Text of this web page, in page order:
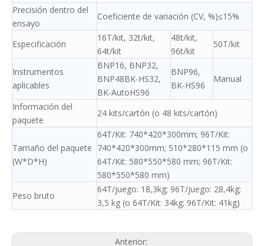
Precisión dentro del
ensayo
Coeficiente de variación (CV, %)≤15%
Especificación
16T/kit, 32t/kit,
64t/kit
48t/kit,
96t/kit
50T/kit
Instrumentos
aplicables
BNP16, BNP32,
BNP48BK-HS32,
BK-AutoHS96
BNP96,
BK-HS96
Manual
Información del
paquete
24 kits/cartón (o 48 kits/cartón)
Tamaño del paquete
(W*D*H)
64T/Kit: 740*420*300mm; 96T/Kit:
740*420*300mm; 510*280*115 mm (o
64T/Kit: 580*550*580 mm; 96T/Kit:
580*550*580 mm)
Peso bruto
64T/juego: 18,3kg; 96T/juego: 28,4kg;
3,5 kg (o 64T/Kit: 34kg; 96T/Kit: 41kg)
Anterior: